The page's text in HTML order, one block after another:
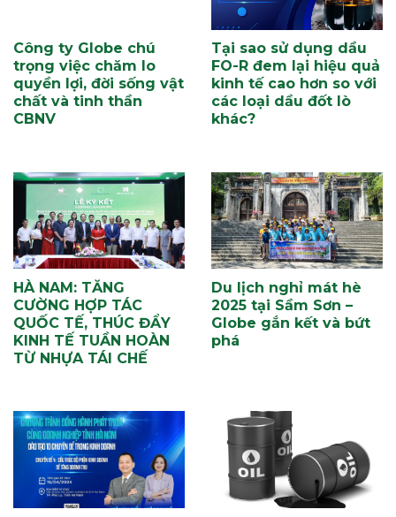
Công ty Globe chú
trọng việc chăm lo
quyền lợi, đời sống vật
chất và tinh thần
CBNV
Tại sao sử dụng dầu
FO-R đem lại hiệu quả
kinh tế cao hơn so với
các loại dầu đốt lò
khác?
HÀ NAM: TĂNG
CƯỜNG HỢP TÁC
QUỐC TẾ, THÚC ĐẨY
KINH TẾ TUẦN HOÀN
TỪ NHỰA TÁI CHẾ
Du lịch nghỉ mát hè
2025 tại Sầm Sơn –
Globe gắn kết và bứt
phá